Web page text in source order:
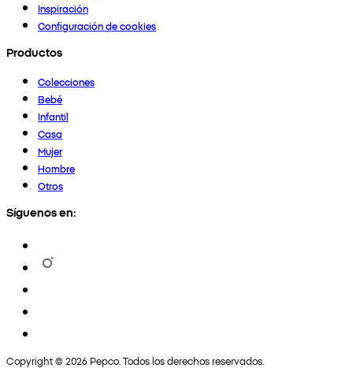
Inspiración
Configuración de cookies
Productos
Colecciones
Bebé
Infantil
Casa
Mujer
Hombre
Otros
Síguenos en:
Copyright © 2026 Pepco. Todos los derechos reservados.